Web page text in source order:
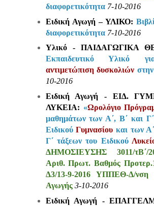
διαφορετικότητα 7-10-2016
Ειδική Αγωγή – ΥΛΙΚΟ:
διαφορετικότητα 7-10-2016
Υλικό - ΠΑΙΔΑΓΩΓΙΚΑ
Εκπαιδευτικό Υλικό‎
αντιμετώπιση δυσκολιών
10-2016
Ειδική Αγωγή - ΕΙΔ.
ΛΥΚΕΙΑ: «Ωρολόγιο
μαθημάτων των Α΄, Β΄ και
ΕιδικούΓυμνασίου και των
Γ΄ τάξεων του Ειδικού
ΔΗΜΟΣΙΕΥΣΗΣ
3011/τΒ΄/
Αριθ. Πρωτ. Βαθμός
Δ3/13-9-2016 ΥΠΠΕΘ-Δ/νση
Αγωγής 3-10-2016
Ειδική Αγωγή -